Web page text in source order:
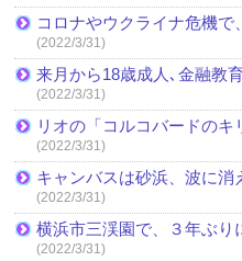
コロナやウクライナ危機
(2022/3/31)
来月から18歳成人､金融教
(2022/3/31)
リオの「コルコバードのキ
(2022/3/31)
キャンバスは砂浜、波に消
(2022/3/31)
横浜市三渓園で、３年ぶ
(2022/3/31)